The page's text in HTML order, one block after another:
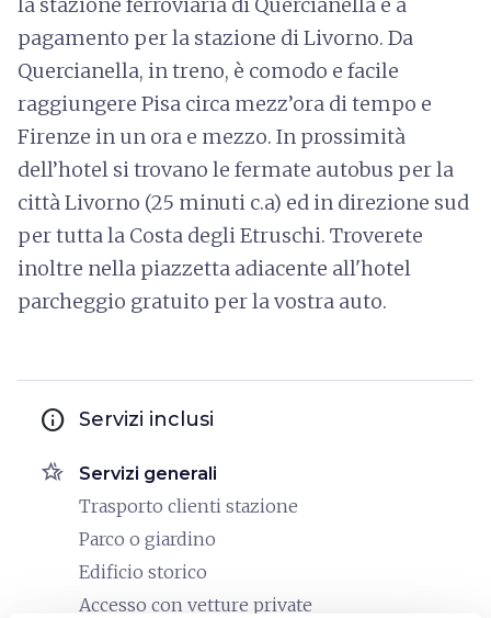
pagamento per la stazione di Livorno. Da
Quercianella, in treno, è comodo e facile
raggiungere Pisa circa mezz’ora di tempo e
Firenze in un ora e mezzo. In prossimità
dell’hotel si trovano le fermate autobus per la
città Livorno (25 minuti c.a) ed in direzione sud
per tutta la Costa degli Etruschi. Troverete
inoltre nella piazzetta adiacente all'hotel
parcheggio gratuito per la vostra auto.
info Servizi inclusi
hotel_class Servizi generali
Trasporto clienti stazione
Parco o giardino
Edificio storico
Accesso con vetture private